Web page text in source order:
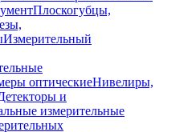
Плоскогубцы,
Измерительный
оптическиеНивелиры,
и
измерительные